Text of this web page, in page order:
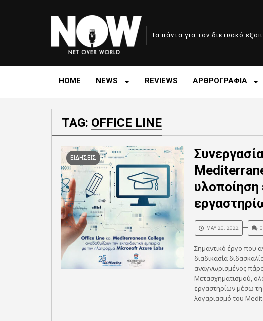
Τα πάντα για τον δικτυακό
HOME NEWS REVIEWS ΑΡΘΡΟΓΡΑΦΙΑ
TAG: OFFICE LINE
ΕΙΔΗΣΕΙΣ
υλοποίηση
MAY 20, 2022 0
Σημαντικό έργο που
διαδικασία
αναγνωρισμένος
Μετασχηματισμού,
εργαστηρίων μέσω
λογαριασμό του